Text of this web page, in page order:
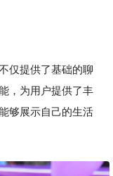
提供了基础的聊
，为用户提供了丰
够展示自己的生活